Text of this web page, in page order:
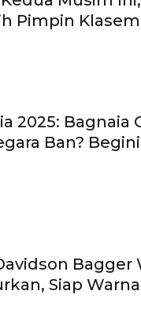
Pimpin
2025: Bagnaia
Ban?
Bagger
Siap